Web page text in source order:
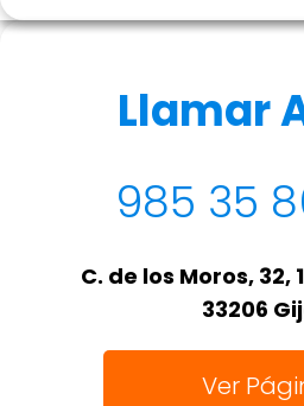
Llamar
985 35
C. de los Moros, 32,
33206
Ver